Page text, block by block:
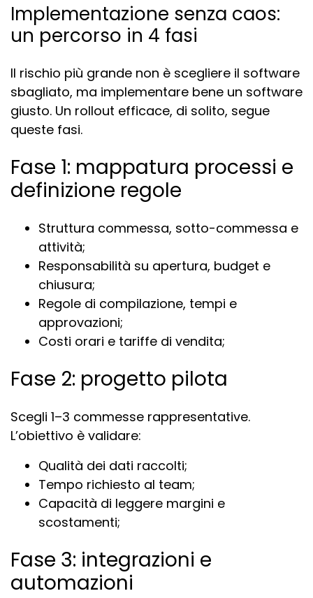
Implementazione senza caos:
un percorso in 4 fasi
Il rischio più grande non è scegliere il software
sbagliato, ma implementare bene un software
giusto. Un rollout efficace, di solito, segue
queste fasi.
Fase 1: mappatura processi e
definizione regole
Struttura commessa, sotto-commessa e
attività;
Responsabilità su apertura, budget e
chiusura;
Regole di compilazione, tempi e
approvazioni;
Costi orari e tariffe di vendita;
Fase 2: progetto pilota
Scegli 1–3 commesse rappresentative.
L’obiettivo è validare:
Qualità dei dati raccolti;
Tempo richiesto al team;
Capacità di leggere margini e
scostamenti;
Fase 3: integrazioni e
automazioni